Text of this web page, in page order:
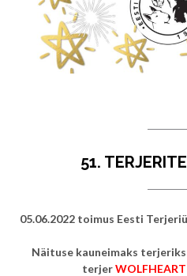
51.
05.06.2022 toimus Eesti
Näituse kauneimaks
terjer